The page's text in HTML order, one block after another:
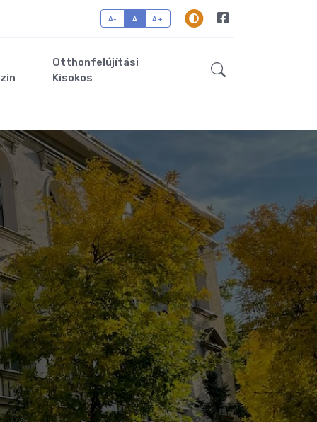
A- A A+
Otthonfelújítási
Kisokos